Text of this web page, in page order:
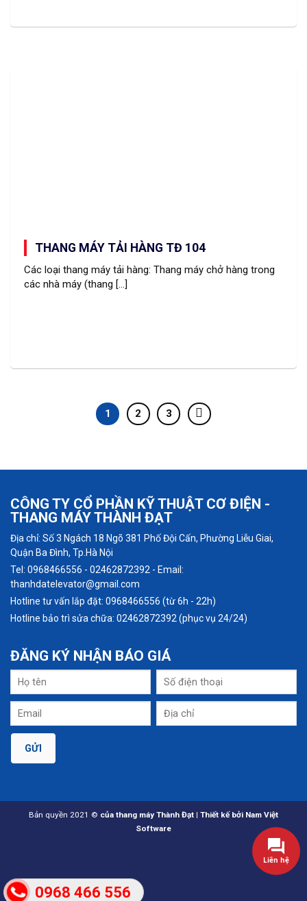
0968 466 556
THANG MÁY TẢI HÀNG TĐ 104
Các loại thang máy tải hàng: Thang máy chở hàng trong
các nhà máy (thang [...]
1 2 3
CÔNG TY CỔ PHẦN KỸ THUẬT CƠ ĐIỆN -
THANG MÁY THÀNH ĐẠT
Địa chỉ: Số 3 Ngách 18 Ngõ 381 Phố Đội Cấn, Phường Liễu Giai,
Quận Ba Đình, Tp.Hà Nội
Tel: 0968466556 - 02462872392 - Email:
thanhdatelevator@gmail.com
Hotline tư vấn lắp đặt: 0968466556 (từ 6h - 22h)
Hotline bảo trì sửa chữa: 02462872392 (phục vụ 24/24)
ĐĂNG KÝ NHẬN BÁO GIÁ
Bản quyền 2021 © của thang máy Thành Đạt | Thiết kế bởi Nam Việt
Software
Liên hệ